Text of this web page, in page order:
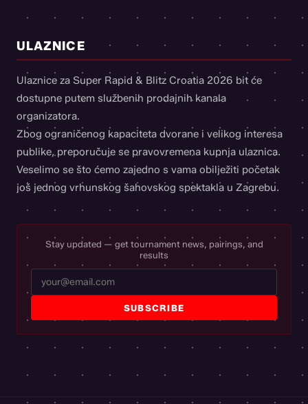
2753
2736
2717
2741
2780
2654
ULAZNICE
Ulaznice za Super Rapid & Blitz Croatia 2026 bit će
dostupne putem službenih prodajnih kanala
organizatora.
Zbog ograničenog kapaciteta dvorane i velikog interesa
publike, preporučuje se pravovremena kupnja ulaznica.
Veselimo se što ćemo zajedno s vama obilježiti početak
još jednog vrhunskog šahovskog spektakla u Zagrebu.
Stay updated — get tournament news, pairings, and
results
SUBSCRIBE